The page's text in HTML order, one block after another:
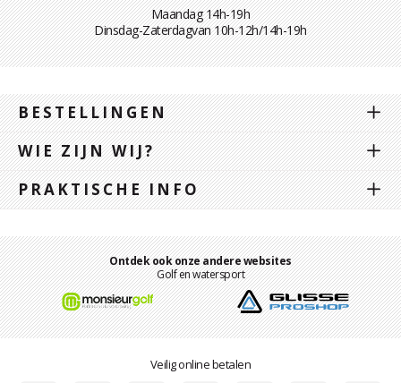
Maandag 14h-19h
Dinsdag-Zaterdagvan 10h-12h/14h-19h
BESTELLINGEN
WIE ZIJN WIJ?
PRAKTISCHE INFO
Ontdek ook onze andere websites
Golf en watersport
Veilig online betalen